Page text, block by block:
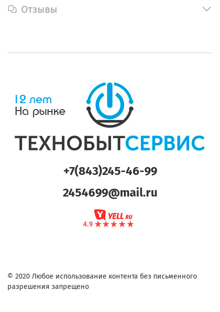
Отзывы
+7(843)245-46-99
2454699@mail.ru
© 2020 Любое использование контента без письменного
разрешения запрещено